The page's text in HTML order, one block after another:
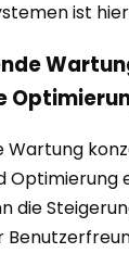
ist
Wartung
Optimierung
die